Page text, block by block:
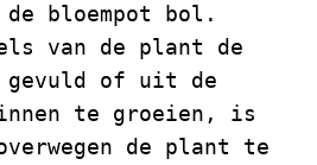
bloempot bol.
van de plant de
gevuld of uit de
te groeien, is
de plant te